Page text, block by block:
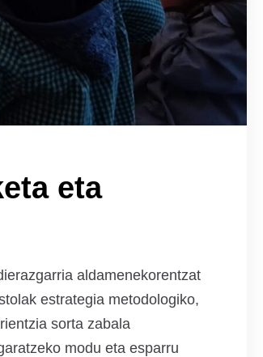
eta
aldamenekorentzat
estrategia metodologiko,
sorta zabala
modu eta esparru